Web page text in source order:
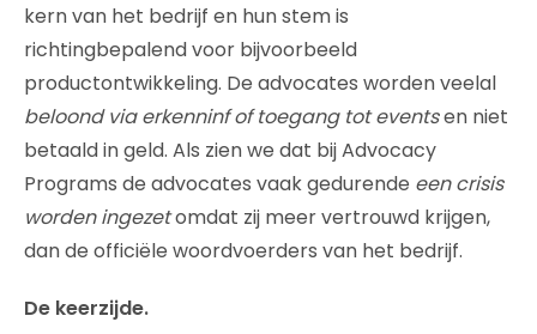
kern van het bedrijf en hun stem is
richtingbepalend voor bijvoorbeeld
productontwikkeling. De advocates worden veelal
beloond via erkenninf of toegang tot eventsen niet
betaald in geld. Als zien we dat bij Advocacy
Programs de advocates vaak gedurende een crisis
worden ingezetomdat zij meer vertrouwd krijgen,
dan de officiële woordvoerders van het bedrijf.
De keerzijde.